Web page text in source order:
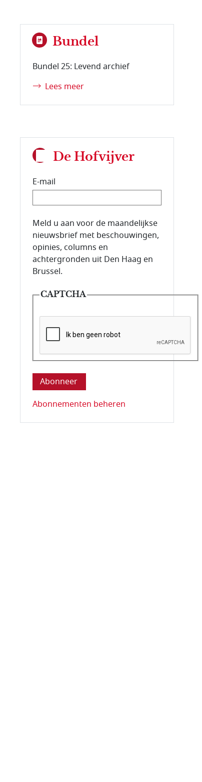
Bundel
Bundel 25: Levend archief
Lees meer
De Hofvijver
E-mail
E-mailadres van de abonnee.
Meld u aan voor de maandelijkse
nieuwsbrief met beschouwingen,
opinies, columns en
achtergronden uit Den Haag en
Brussel.
CAPTCHA
Deze vraag is om te controleren dat u
Abonnementen beheren